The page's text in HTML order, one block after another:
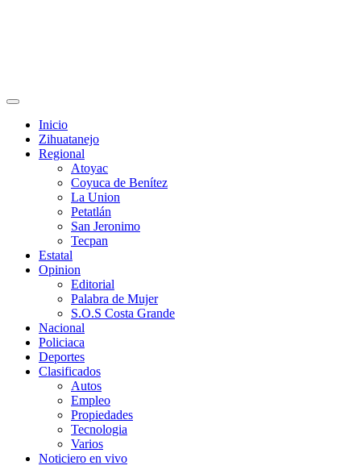
Primary
Inicio
Zihuatanejo
Regional
Atoyac
Coyuca de Benítez
La Union
Petatlán
San Jeronimo
Tecpan
Estatal
Opinion
Editorial
Palabra de Mujer
S.O.S Costa Grande
Nacional
Policiaca
Deportes
Clasificados
Autos
Empleo
Propiedades
Tecnologia
Varios
Noticiero en vivo